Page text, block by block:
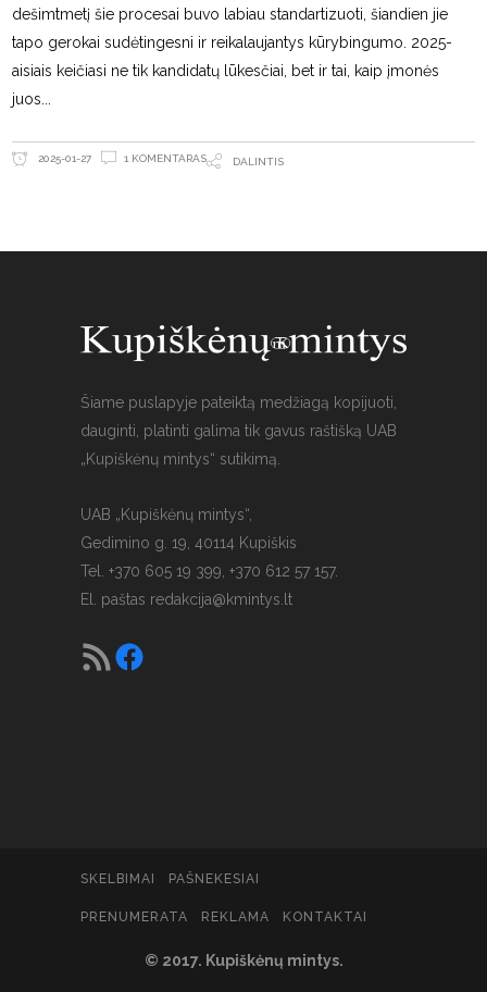
dešimtmetį šie procesai buvo labiau standartizuoti, šiandien jie
tapo gerokai sudėtingesni ir reikalaujantys kūrybingumo. 2025-
aisiais keičiasi ne tik kandidatų lūkesčiai, bet ir tai, kaip įmonės
juos
2025-01-27 1 KOMENTARAS DALINTIS
Šiame puslapyje pateiktą medžiagą kopijuoti,
dauginti, platinti galima tik gavus raštišką UAB
„Kupiškėnų mintys“ sutikimą.
UAB „Kupiškėnų mintys“,
Gedimino g. 19, 40114 Kupiškis
Tel. +370 605 19 399, +370 612 57 157.
El. paštas redakcija@kmintys.lt
SKELBIMAI PAŠNEKESIAI
© 2017. Kupiškėnų mintys.
PRENUMERATA REKLAMA KONTAKTAI